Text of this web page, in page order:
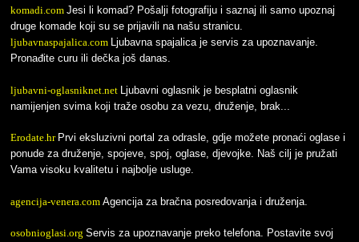
komadi.com Jesi li komad? Pošalji fotografiju i saznaj ili samo upoznaj
druge komade koji su se prijavili na našu stranicu.
ljubavnaspajalica.com Ljubavna spajalica je servis za upoznavanje.
Pronađite curu ili dečka još danas.
ljubavni-oglasniknet.net Ljubavni oglasnik je besplatni oglasnik
namijenjen svima koji traže osobu za vezu, druženje, brak...
Erodate.hr Prvi eksluzivni portal za odrasle, gdje možete pronaći oglase i
ponude za druženje, spojeve, spoj, oglase, djevojke. Naš cilj je pružati
Vama visoku kvalitetu i najbolje usluge.
agencija-venera.com Agencija za bračna posredovanja i druženja.
osobnioglasi.org Servis za upoznavanje preko telefona. Postavite svoj